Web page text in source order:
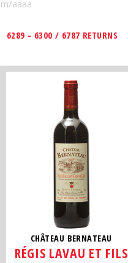
aaaa
6289 - 6300 / 6787 RETURNS
CHÂTEAU BERNATEAU
RÉGIS LAVAU ET FILS